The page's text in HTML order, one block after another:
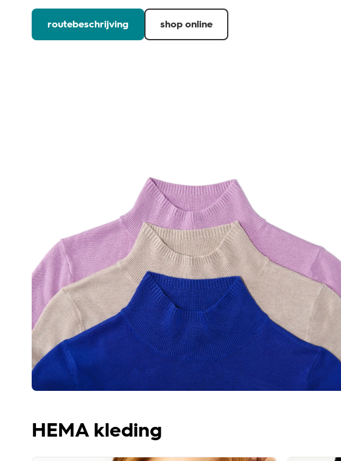
routebeschrijving shop online
HEMA kleding